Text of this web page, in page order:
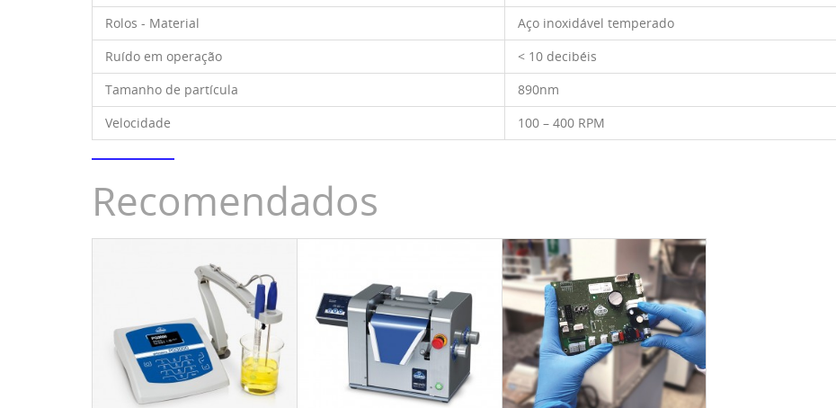
Rolos - Material
Aço inoxidável temperado
Ruído em operação
< 10 decibéis
Tamanho de partícula
890nm
Velocidade
100 – 400 RPM
Recomendados